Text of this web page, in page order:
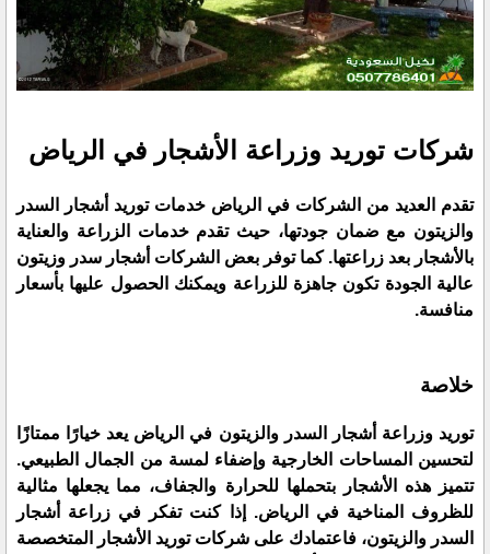
شركات توريد وزراعة الأشجار في الرياض
تقدم العديد من الشركات في الرياض خدمات توريد أشجار السدر
والزيتون مع ضمان جودتها، حيث تقدم خدمات الزراعة والعناية
بالأشجار بعد زراعتها. كما توفر بعض الشركات أشجار سدر وزيتون
عالية الجودة تكون جاهزة للزراعة ويمكنك الحصول عليها بأسعار
منافسة.
خلاصة
توريد وزراعة أشجار السدر والزيتون في الرياض يعد خيارًا ممتازًا
لتحسين المساحات الخارجية وإضفاء لمسة من الجمال الطبيعي.
تتميز هذه الأشجار بتحملها للحرارة والجفاف، مما يجعلها مثالية
للظروف المناخية في الرياض. إذا كنت تفكر في زراعة أشجار
السدر والزيتون، فاعتمادك على شركات توريد الأشجار المتخصصة